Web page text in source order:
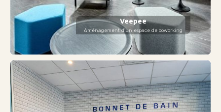
Veepee
Aménagement d'un espace de coworking